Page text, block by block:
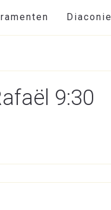
Diaconie
9:30